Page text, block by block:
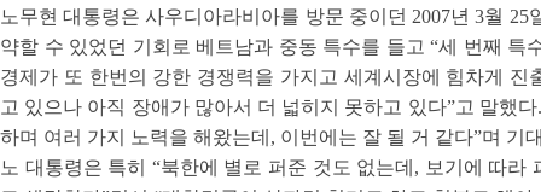
노무현 대통령은 사우디아라비아를 방문 중이던 2007년 3월
약할 수 있었던 기회로 베트남과 중동 특수를 들고 “세 번째
경제가 또 한번의 강한 경쟁력을 가지고 세계시장에 힘차게
고 있으나 아직 장애가 많아서 더 넓히지 못하고 있다”고 말했
하며 여러 가지 노력을 해왔는데, 이번에는 잘 될 거 같다”며 기
노 대통령은 특히 “북한에 별로 퍼준 것도 없는데, 보기에 따